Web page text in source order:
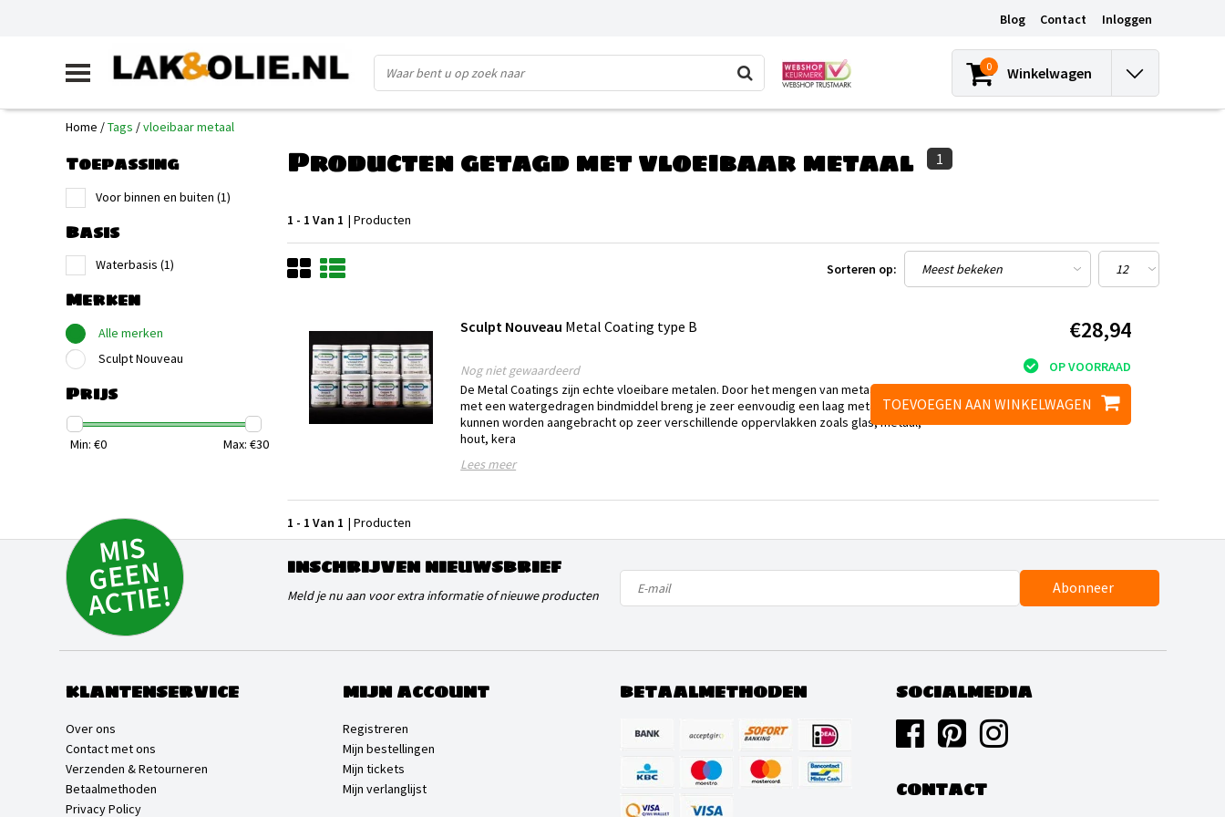
Blog Contact Inloggen
0 Winkelwagen
Home /Tags /vloeibaar metaal
Toepassing
Voor binnen en buiten (1)
Basis
Waterbasis (1)
Merken
Alle merken
Sculpt Nouveau
Prijs
Min: €0 Max: €30
Producten getagd met vloeibaar metaal 1
1 - 1 Van 1 | Producten
Sorteren op:
Sculpt Nouveau Metal Coating type B
Nog niet gewaardeerd
De Metal Coatings zijn echte vloeibare metalen. Door het mengen van metaalpoeders
met een watergedragen bindmiddel breng je zeer eenvoudig een laag metaal aan.. Ze
kunnen worden aangebracht op zeer verschillende oppervlakken zoals glas, metaal,
hout, kera
Lees meer
€28,94
OP VOORRAAD
TOEVOEGEN AAN WINKELWAGEN
1 - 1 Van 1 | Producten
MI
S
G
E
E
N
A
C
TI
E!
INSCHRIJVEN NIEUWSBRIEF
Meld je nu aan voor extra informatie of nieuwe producten Abonneer
KLANTENSERVICE
Over ons
Contact met ons
Verzenden & Retourneren
Betaalmethoden
Privacy Policy
MIJN ACCOUNT
Registreren
Mijn bestellingen
Mijn tickets
Mijn verlanglijst
BETAALMETHODEN SOCIALMEDIA
CONTACT